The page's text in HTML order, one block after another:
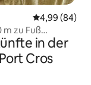
4,99 (84)
m zu Fuß
in der
Cros